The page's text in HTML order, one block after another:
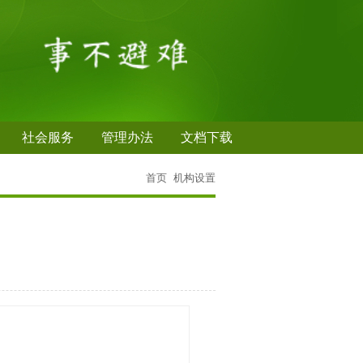
社会服务 管理办法 文档下载
首页 机构设置